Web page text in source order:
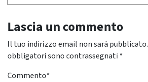
Lascia un commento
Il tuo indirizzo email non sarà pubblicato.
obbligatori sono contrassegnati *
Commento*